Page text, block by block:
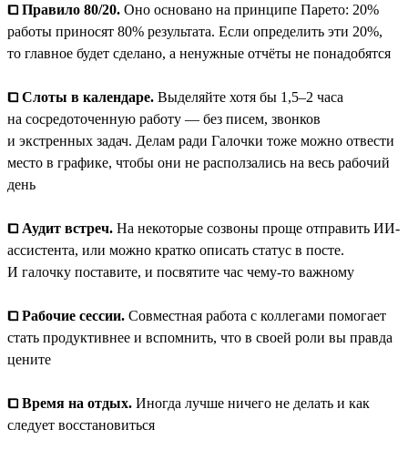
⧠ Правило 80/20. Оно основано на принципе Парето: 20%
работы приносят 80% результата. Если определить эти 20%,
то главное будет сделано, а ненужные отчёты не понадобятся
⧠ Слоты в календаре. Выделяйте хотя бы 1,5–2 часа
на сосредоточенную работу — без писем, звонков
и экстренных задач. Делам ради Галочки тоже можно отвести
место в графике, чтобы они не расползались на весь рабочий
день
⧠ Аудит встреч. На некоторые созвоны проще отправить ИИ-
ассистента, или можно кратко описать статус в посте.
И галочку поставите, и посвятите час чему-то важному
⧠ Рабочие сессии. Совместная работа с коллегами помогает
стать продуктивнее и вспомнить, что в своей роли вы правда
цените
⧠ Время на отдых. Иногда лучше ничего не делать и как
следует восстановиться